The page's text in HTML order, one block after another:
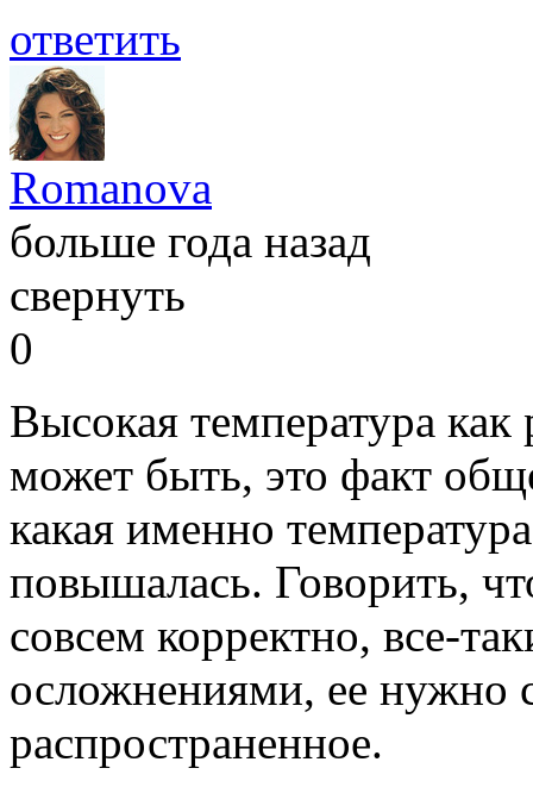
ответить
Romanova
больше года назад
свернуть
0
Высокая температура как
может быть, это факт
какая именно
повышалась. Говорить,
совсем корректно, все-
осложнениями, ее нужно
распространенное.